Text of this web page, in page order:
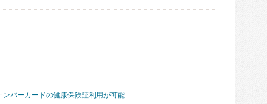
ンバーカードの健康保険証利用が可能